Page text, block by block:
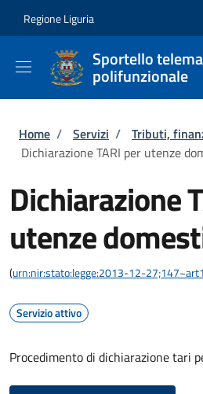
Regione Liguria
Sportello
polifunzionale
Briciole di pane
Home / Servizi / Tributi,
Dichiarazione TARI per utenze
Dichiarazione
utenze
(urn:nir:stato:legge:2013-12-27;147~art1
Servizio attivo
Procedimento di dichiarazione tari